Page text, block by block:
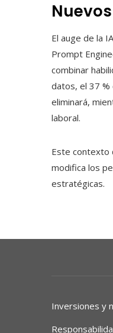
El auge de la
Prompt
combinar
datos, el 37 %
eliminará,
laboral.
Este contexto
modifica los
estratégicas.
Inversiones y